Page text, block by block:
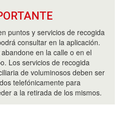
puntos y servicios de recogida
consultar en la aplicación.
abandone en la calle o en el
Los servicios de recogida
de voluminosos deben ser
telefónicamente para
a la retirada de los mismos.